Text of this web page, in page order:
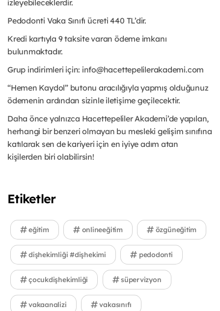
izleyebileceklerdir.
Pedodonti Vaka Sınıfı ücreti 440 TL’dir.
Kredi kartıyla 9 taksite varan ödeme imkanı
bulunmaktadır.
Grup indirimleri için: info@hacettepelilerakademi.com
“Hemen Kaydol” butonu aracılığıyla yapmış olduğunuz
ödemenin ardından sizinle iletişime geçilecektir.
Daha önce yalnızca Hacettepeliler Akademi’de yapılan,
herhangi bir benzeri olmayan bu mesleki gelişim sınıfına
katılarak sen de kariyeri için en iyiye adım atan
kişilerden biri olabilirsin!
Etiketler
eğitim onlineeğitim özgüneğitim
dişhekimliği #dişhekimi pedodonti
çocukdişhekimliği süpervizyon
vakaanalizi vakasınıfı